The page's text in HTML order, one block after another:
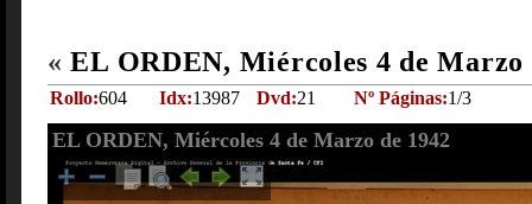
« EL ORDEN, Miércoles 4 de Marzo
Rollo:604 Idx:13987 Dvd:21 Nº Páginas:1/3
EL ORDEN, Miércoles 4 de Marzo de 1942